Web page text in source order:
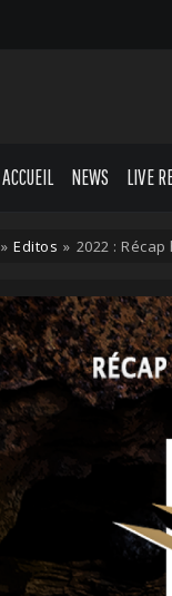
ACCUEIL NEWS LIVE
» Editos » 2022 :